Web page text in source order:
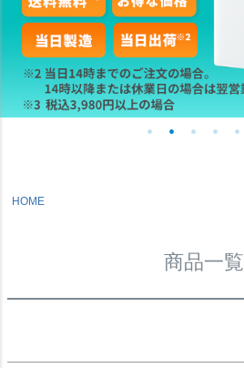
HOME
商品一覧
予約商品
予約商品のみを表示
キーワードヒット順
検索